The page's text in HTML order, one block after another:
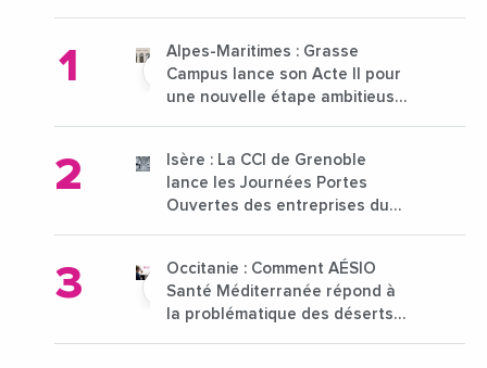
Alpes-Maritimes : Grasse
Campus lance son Acte II pour
une nouvelle étape ambitieuse
Isère : La CCI de Grenoble
lance les Journées Portes
Ouvertes des entreprises du
Occitanie : Comment AÉSIO
Santé Méditerranée répond à
la problématique des déserts